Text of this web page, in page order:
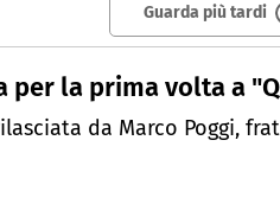
Guarda più tardi
per la prima volta a
da Marco Poggi,